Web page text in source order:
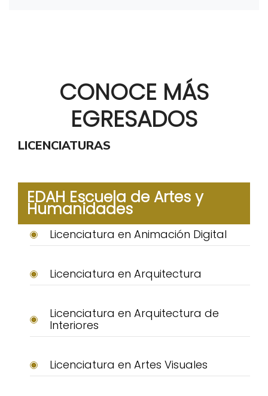
CONOCE MÁS
EGRESADOS
LICENCIATURAS
EDAH Escuela de Artes y
Humanidades
Licenciatura en Animación Digital
Licenciatura en Arquitectura
Licenciatura en Arquitectura de
Interiores
Licenciatura en Artes Visuales